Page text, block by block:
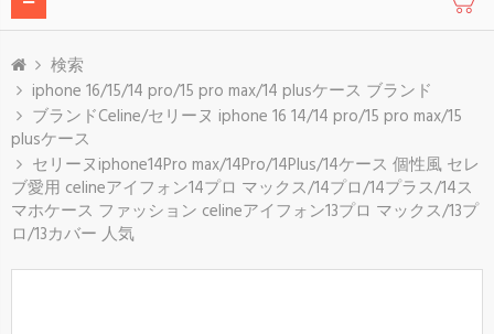
検索
iphone 16/15/14 pro/15 pro max/14 plusケース ブランド
ブランドCeline/セリーヌ iphone 16 14/14 pro/15 pro max/15
plusケース
セリーヌiphone14Pro max/14Pro/14Plus/14ケース 個性風 セレ
ブ愛用 celineアイフォン14プロ マックス/14プロ/14プラス/14ス
マホケース ファッション celineアイフォン13プロ マックス/13プ
ロ/13カバー 人気